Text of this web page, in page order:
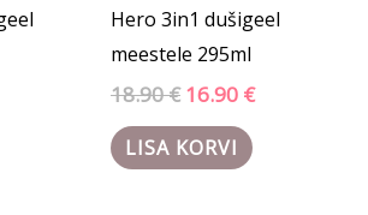
Hero 3in1 dušigeel
meestele 295ml
18.90€ 16.90 €
LISA KORVI